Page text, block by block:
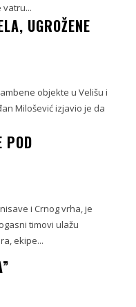
UGROŽENE
objekte u Velišu i
Milošević izjavio je da
POD
i Crnog vrha, je
timovi ulažu
ekipe...